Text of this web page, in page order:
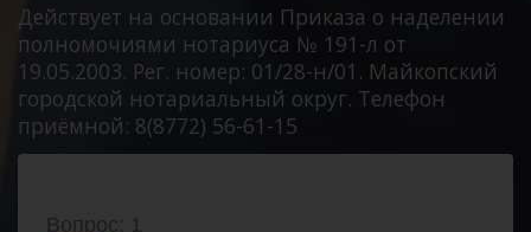
Действует на основании Приказа о наделении
полномочиями нотариуса № 191-л от
19.05.2003. Рег. номер: 01/28-н/01. Майкопский
городской нотариальный округ. Телефон
приёмной: 8(8772) 56-61-15